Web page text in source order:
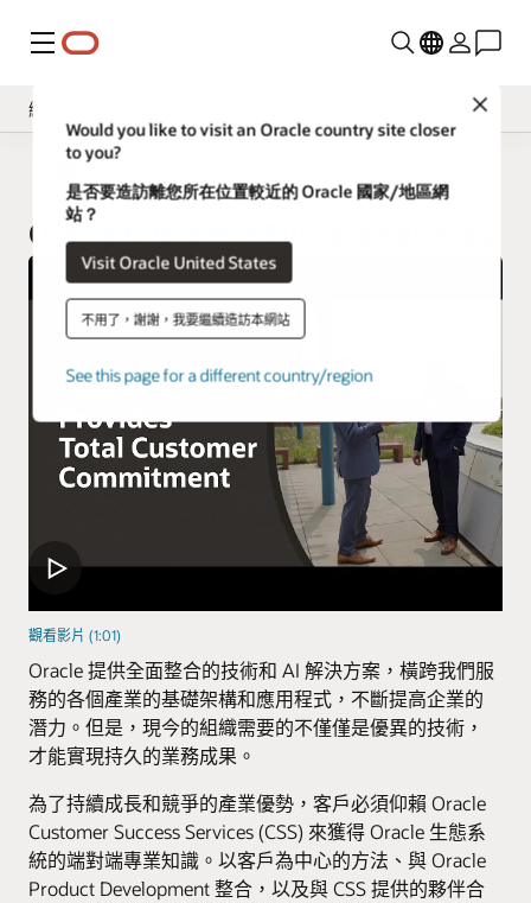
功能表
Close
Would you like to visit an Oracle country site closer
to you?
是否要造訪離您所在位置較近的 Oracle 國家/地區網
站？
Visit Oracle United States
不用了，謝謝，我要繼續造訪本網站
See this page for a different country/region
總覽
Implement
Operate
Innovate
Oracle Support
Oracle Customer Success Services
觀看影片 (1:01)
Oracle 提供全面整合的技術和 AI 解決方案，橫跨我們服
務的各個產業的基礎架構和應用程式，不斷提高企業的
潛力。但是，現今的組織需要的不僅僅是優異的技術，
才能實現持久的業務成果。
為了持續成長和競爭的產業優勢，客戶必須仰賴 Oracle
Customer Success Services (CSS) 來獲得 Oracle 生態系
統的端對端專業知識。以客戶為中心的方法、與 Oracle
Product Development 整合，以及與 CSS 提供的夥伴合